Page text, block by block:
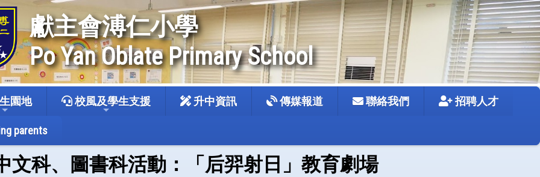
獻主會溥仁小學
Po Yan Oblate Primary School
園地 校風及學生支援 升中資訊 傳媒報道 聯絡我們 招聘人才
parents
文科、圖書科活動：「后羿射日」教育劇場